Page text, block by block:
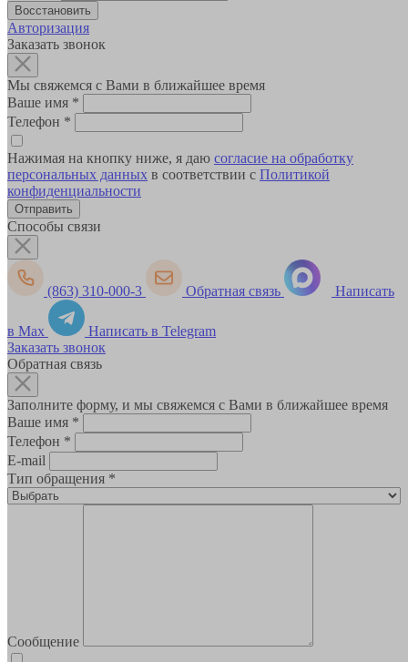
Авторизация
Заказать звонок
Мы свяжемся с Вами в ближайшее время
Ваше имя *
Телефон *
Нажимая на кнопку ниже, я даю согласие на обработку
персональных данных в соответствии с Политикой
конфиденциальности
Способы связи
(863) 310-000-3 Обратная связь Написать
в Max
Написать в Telegram
Заказать звонок
Обратная связь
Заполните форму, и мы свяжемся с Вами в ближайшее время
Ваше имя *
Телефон *
E-mail
Тип обращения *
Сообщение